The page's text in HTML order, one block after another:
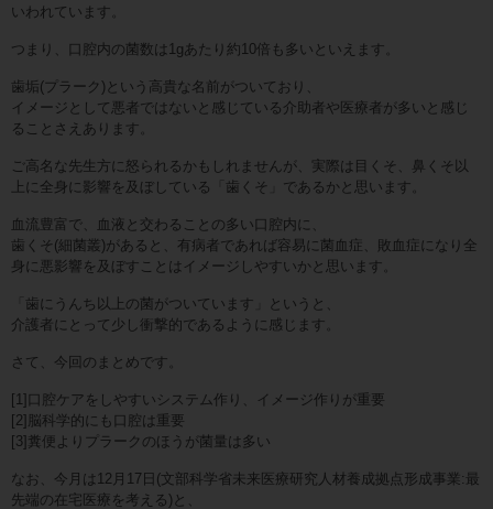
いわれています。
つまり、口腔内の菌数は1gあたり約10倍も多いといえます。
歯垢(プラーク)という高貴な名前がついており、
イメージとして悪者ではないと感じている介助者や医療者が多いと感じ
ることさえあります。
ご高名な先生方に怒られるかもしれませんが、実際は目くそ、鼻くそ以
上に全身に影響を及ぼしている「歯くそ」であるかと思います。
血流豊富で、血液と交わることの多い口腔内に、
歯くそ(細菌叢)があると、有病者であれば容易に菌血症、敗血症になり全
身に悪影響を及ぼすことはイメージしやすいかと思います。
「歯にうんち以上の菌がついています」というと、
介護者にとって少し衝撃的であるように感じます。
さて、今回のまとめです。
[1]口腔ケアをしやすいシステム作り、イメージ作りが重要
[2]脳科学的にも口腔は重要
[3]糞便よりプラークのほうが菌量は多い
なお、今月は12月17日(文部科学省未来医療研究人材養成拠点形成事業:最
先端の在宅医療を考える)と、